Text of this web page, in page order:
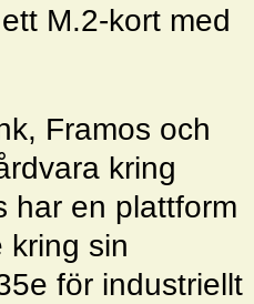
M.2-kort med
Framos och
kring
har en plattform
kring sin
för industriellt